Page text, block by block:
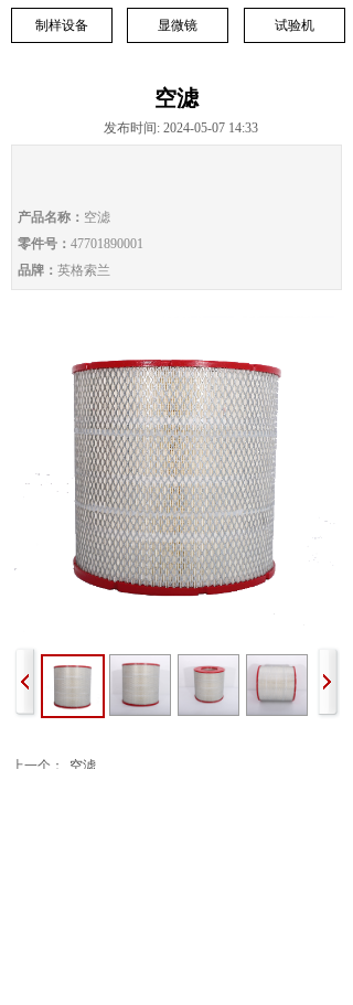
试验机
制样设备 显微镜
空滤
发布时间: 2024-05-07 14:33
产品名称： 空滤
零件号： 47701890001
品牌： 英格索兰
上一个：
空滤